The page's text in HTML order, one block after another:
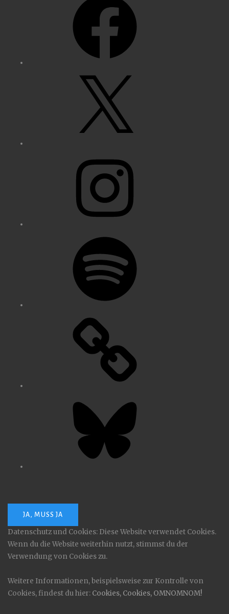
Datenschutz und Cookies: Diese Website verwendet Cookies.
Wenn du die Website weiterhin nutzt, stimmst du der
Verwendung von Cookies zu.
Weitere Informationen, beispielsweise zur Kontrolle von
Cookies, findest du hier: Cookies, Cookies, OMNOMNOM!